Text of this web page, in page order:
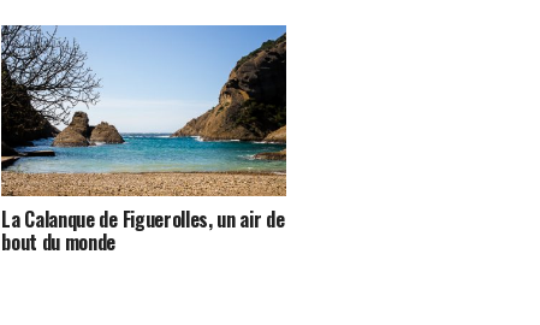
La Calanque de Figuerolles, un air de
bout du monde